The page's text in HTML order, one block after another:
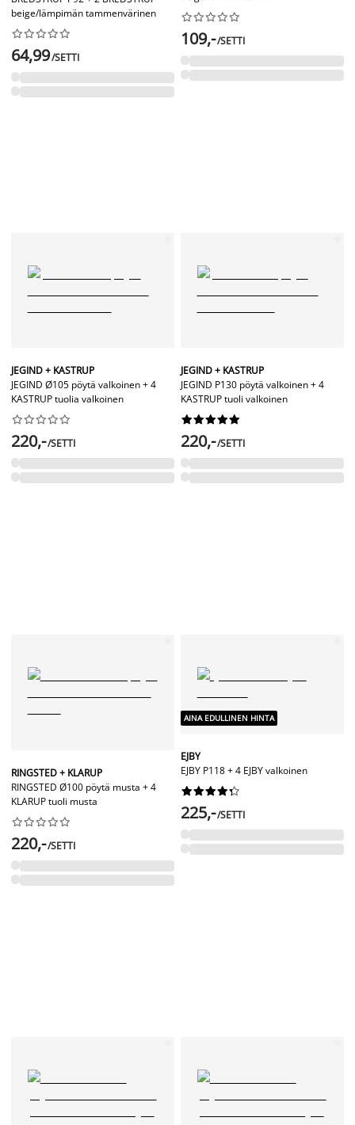
beige/lämpimän tammenvärinen






64,99/SETTI






109,-/SETTI
JEGIND + KASTRUP
JEGIND Ø105 pöytä valkoinen + 4
KASTRUP tuolia valkoinen






220,-/SETTI
JEGIND + KASTRUP
JEGIND P130 pöytä valkoinen + 4
KASTRUP tuoli valkoinen






220,-/SETTI
RINGSTED + KLARUP
RINGSTED Ø100 pöytä musta + 4
KLARUP tuoli musta






220,-/SETTI
AINA EDULLINEN HINTA
EJBY
EJBY P118 + 4 EJBY valkoinen






225,-/SETTI